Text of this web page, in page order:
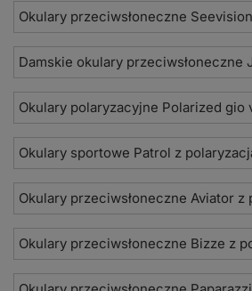
Okulary przeciwsłoneczne Seevision
Damskie okulary przeciwsłoneczne
Okulary polaryzacyjne Polarized gio
Okulary sportowe Patrol z
Okulary przeciwsłoneczne Aviator z
Okulary przeciwsłoneczne Bizze z